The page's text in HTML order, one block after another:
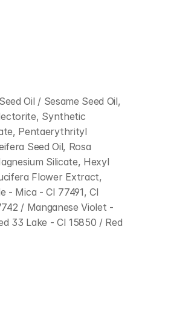
Oil / Sesame Seed Oil,
Synthetic
Pentaerythrityl
Seed Oil, Rosa
Silicate, Hexyl
Flower Extract,
- Mica - CI 77491, CI
/ Manganese Violet -
33 Lake - CI 15850 / Red